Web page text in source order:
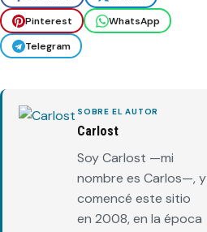
Pinterest
WhatsApp
Telegram
SOBRE EL AUTOR
Carlost
Soy Carlost —mi
nombre es Carlos—, y
comencé este sitio
en 2008, en la época